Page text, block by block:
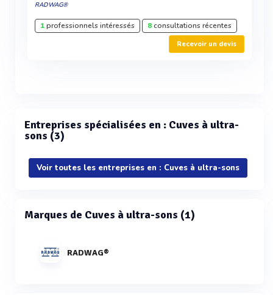
RADWAG®
1professionnels intéressés 8consultations récentes
Recevoir un devis
Entreprises spécialisées en : Cuves à ultra-
sons (3)
Voir toutes les entreprises en : Cuves à ultra-sons
Marques de Cuves à ultra-sons (1)
RADWAG®